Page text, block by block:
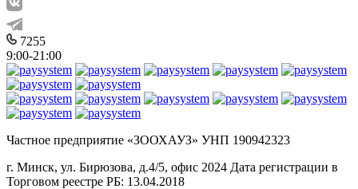
7255
9:00-21:00
Частное предприятие «ЗООХАУЗ» УНП 190942323
г. Минск, ул. Бирюзова, д.4/5, офис 2024 Дата регистрации в
Торговом реестре РБ: 13.04.2018